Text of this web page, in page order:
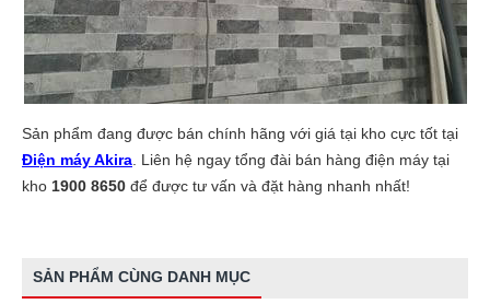
Sản phẩm đang được bán chính hãng với giá tại kho cực tốt tại
Điện máy Akira . Liên hệ ngay tổng đài bán hàng điện máy tại
kho 1900 8650 để được tư vấn và đặt hàng nhanh nhất!
SẢN PHẨM CÙNG DANH MỤC